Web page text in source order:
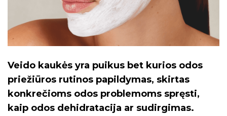
Veido kaukės yra puikus bet kurios odos
priežiūros rutinos papildymas, skirtas
konkrečioms odos problemoms spręsti,
kaip odos dehidratacija ar sudirgimas.